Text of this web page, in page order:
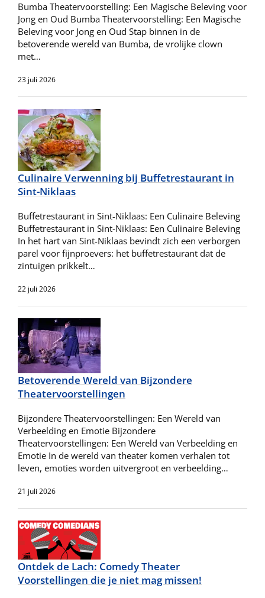
Bumba Theatervoorstelling: Een Magische Beleving voor
Jong en Oud Bumba Theatervoorstelling: Een Magische
Beleving voor Jong en Oud Stap binnen in de
betoverende wereld van Bumba, de vrolijke clown
met…
23 juli 2026
Culinaire Verwenning bij Buffetrestaurant in
Sint-Niklaas
Buffetrestaurant in Sint-Niklaas: Een Culinaire Beleving
Buffetrestaurant in Sint-Niklaas: Een Culinaire Beleving
In het hart van Sint-Niklaas bevindt zich een verborgen
parel voor fijnproevers: het buffetrestaurant dat de
zintuigen prikkelt…
22 juli 2026
Betoverende Wereld van Bijzondere
Theatervoorstellingen
Bijzondere Theatervoorstellingen: Een Wereld van
Verbeelding en Emotie Bijzondere
Theatervoorstellingen: Een Wereld van Verbeelding en
Emotie In de wereld van theater komen verhalen tot
leven, emoties worden uitvergroot en verbeelding…
21 juli 2026
Ontdek de Lach: Comedy Theater
Voorstellingen die je niet mag missen!